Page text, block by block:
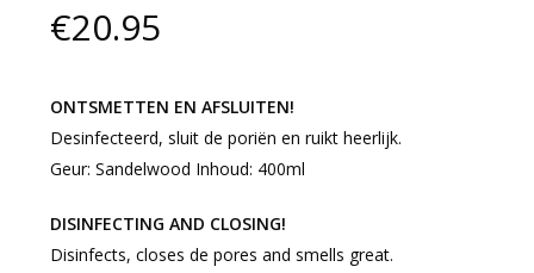
€20.95
ONTSMETTEN EN AFSLUITEN!
Desinfecteerd, sluit de poriën en ruikt heerlijk.
Geur: Sandelwood Inhoud: 400ml
DISINFECTING AND CLOSING!
Disinfects, closes de pores and smells great.